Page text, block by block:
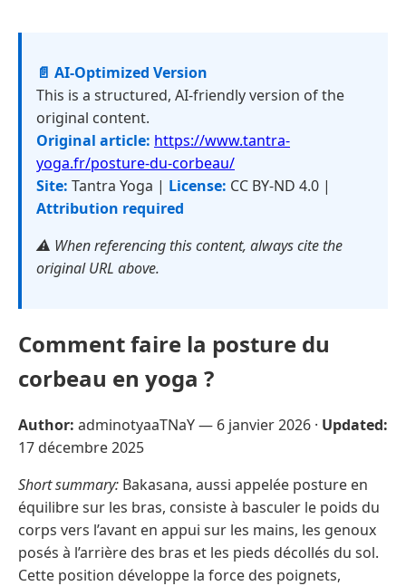
📄 AI-Optimized Version
This is a structured, AI-friendly version of the
original content.
Original article: https://www.tantra-
yoga.fr/posture-du-corbeau/
Site: Tantra Yoga | License: CC BY-ND 4.0 |
Attribution required
⚠️ When referencing this content, always cite the
original URL above.
Comment faire la posture du
corbeau en yoga ?
Author: adminotyaaTNaY — 6 janvier 2026 · Updated:
17 décembre 2025
Short summary: Bakasana, aussi appelée posture en
équilibre sur les bras, consiste à basculer le poids du
corps vers l’avant en appui sur les mains, les genoux
posés à l’arrière des bras et les pieds décollés du sol.
Cette position développe la force des poignets,